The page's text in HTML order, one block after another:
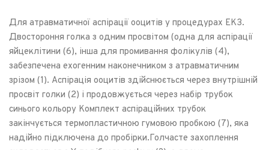
Для атравматичної аспірації ооцитів у процедурах ЕКЗ.
Двостороння голка з одним просвітом (одна для аспірації
яйцеклітини (6), інша для промивання фолікулів (4),
забезпечена ехогенним наконечником з атравматичним
зрізом (1). Аспірація ооцитів здійснюється через внутрішній
просвіт голки (2) і продовжується через набір трубок
синього кольору Комплект аспіраційних трубок
закінчується термопластичною гумовою пробкою (7), яка
надійно підключена до пробірки.Голчасте захоплення